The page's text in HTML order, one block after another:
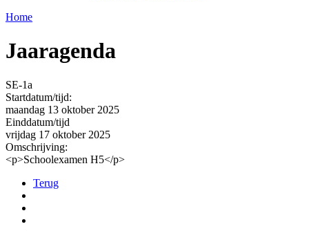
Home
Jaaragenda
SE-1a
Startdatum/tijd:
maandag 13 oktober 2025
Einddatum/tijd
vrijdag 17 oktober 2025
Omschrijving:
<p>Schoolexamen H5</p>
Terug